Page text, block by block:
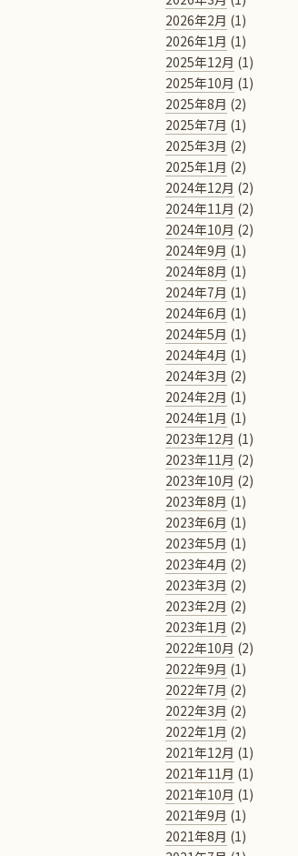
2026年2月 (1)
2026年1月 (1)
2025年12月 (1)
2025年10月 (1)
2025年8月 (2)
2025年7月 (1)
2025年3月 (2)
2025年1月 (2)
2024年12月 (2)
2024年11月 (2)
2024年10月 (2)
2024年9月 (1)
2024年8月 (1)
2024年7月 (1)
2024年6月 (1)
2024年5月 (1)
2024年4月 (1)
2024年3月 (2)
2024年2月 (1)
2024年1月 (1)
2023年12月 (1)
2023年11月 (2)
2023年10月 (2)
2023年8月 (1)
2023年6月 (1)
2023年5月 (1)
2023年4月 (2)
2023年3月 (2)
2023年2月 (2)
2023年1月 (2)
2022年10月 (2)
2022年9月 (1)
2022年7月 (2)
2022年3月 (2)
2022年1月 (2)
2021年12月 (1)
2021年11月 (1)
2021年10月 (1)
2021年9月 (1)
2021年8月 (1)